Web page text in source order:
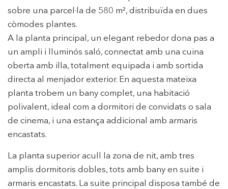
sobre una parcel·la de 580 m², distribuïda en dues
còmodes plantes.
A la planta principal, un elegant rebedor dona pas a
un ampli i lluminós saló, connectat amb una cuina
oberta amb illa, totalment equipada i amb sortida
directa al menjador exterior. En aquesta mateixa
planta trobem un bany complet, una habitació
polivalent, ideal com a dormitori de convidats o sala
de cinema, i una estança addicional amb armaris
encastats.
La planta superior acull la zona de nit, amb tres
amplis dormitoris dobles, tots amb bany en suite i
armaris encastats. La suite principal disposa també de
Tècniques i funcionals Sempre activades